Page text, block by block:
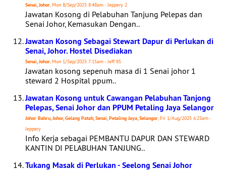
Senai, Johor, Mon 8/Sep/2025 8:48am - Jeppery 2
Jawatan Kosong di Pelabuhan Tanjung Pelepas dan
Senai Johor, Kemasukan Dengan..
Jawatan Kosong Sebagai Stewart Dapur di Perlukan di
Senai, Johor. Hostel Disediakan
Senai, Johor, Mon 1/Sep/2025 7:15am - Jeff 85
Jawatan kosong sepenuh masa di 1 Senai johor 1
steward 2 Hospital ppum..
Jawatan Kosong untuk Cawangan Pelabuhan Tanjong
Pelepas, Senai Johor dan PPUM Petaling Jaya Selangor
Johor Bahru, Johor, Gelang Patah, Senai, Petaling Jaya, Selangor, Fri 1/Aug/2025 6:25am -
Jeppery
Info Kerja sebagai PEMBANTU DAPUR DAN STEWARD
KANTIN DI PELABUHAN TANJUNG..
Tukang Masak di Perlukan - Seelong Senai Johor